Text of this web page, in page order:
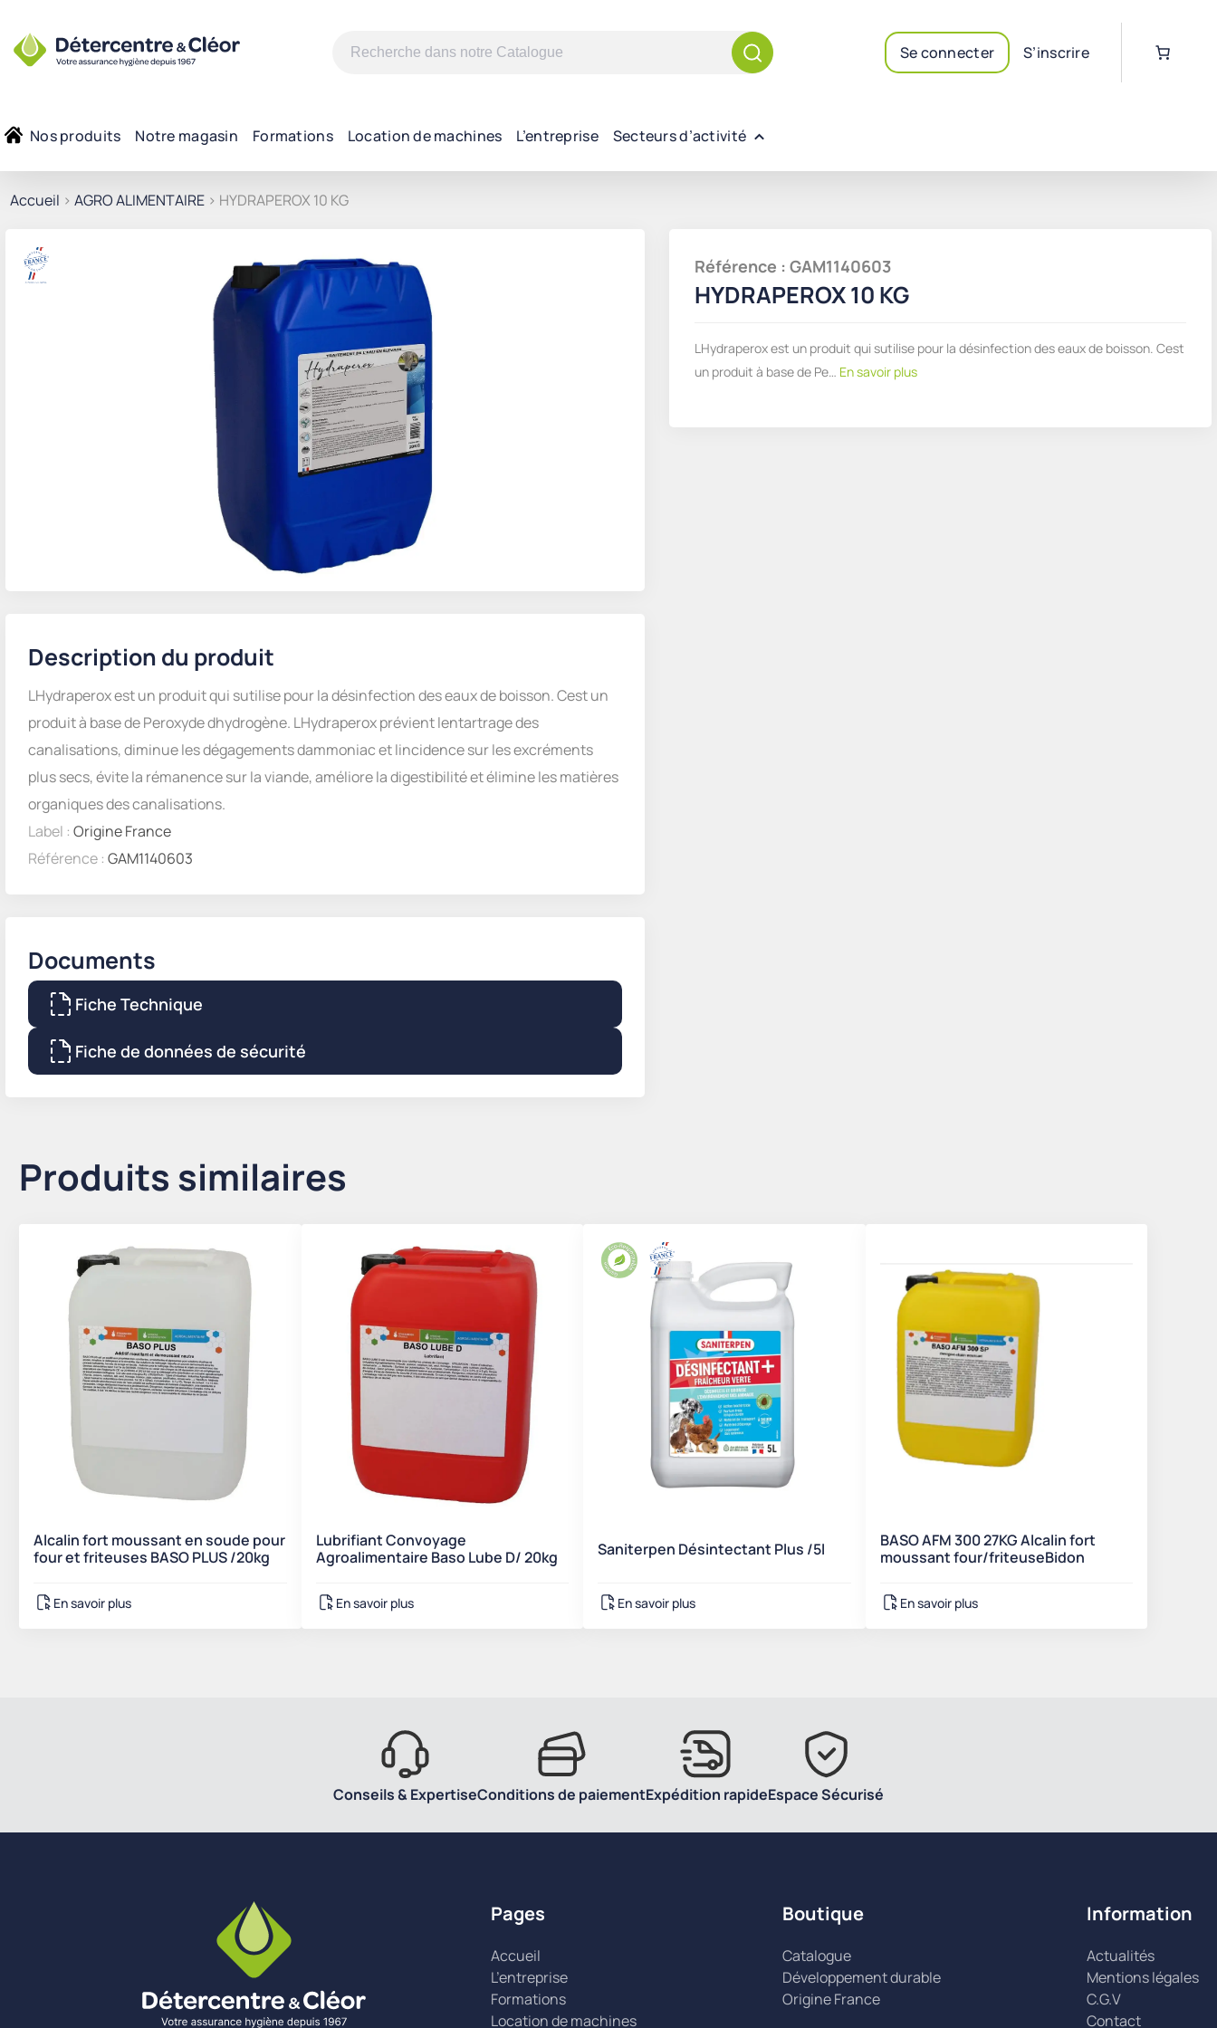
Recherche
Se connecter S’inscrire
Nos produits Notre magasin Formations Location de machines L’entreprise Secteurs d’activité
Accueil > AGRO ALIMENTAIRE > HYDRAPEROX 10 KG
Description du produit
LHydraperox est un produit qui sutilise pour la désinfection des eaux de boisson. Cest un
produit à base de Peroxyde dhydrogène. LHydraperox prévient lentartrage des
canalisations, diminue les dégagements dammoniac et lincidence sur les excréments
plus secs, évite la rémanence sur la viande, améliore la digestibilité et élimine les matières
organiques des canalisations.
Label : Origine France
Référence : GAM1140603
Documents
Fiche Technique
Fiche de données de sécurité
Référence : GAM1140603
HYDRAPEROX 10 KG
LHydraperox est un produit qui sutilise pour la désinfection des eaux de boisson. Cest
un produit à base de Pe… En savoir plus
Produits similaires
Alcalin fort moussant en soude pour
four et friteuses BASO PLUS /20kg
En savoir plus
Lubrifiant Convoyage
Agroalimentaire Baso Lube D/ 20kg
En savoir plus
Saniterpen Désintectant Plus /5l
En savoir plus
BASO AFM 300 27KG Alcalin fort
moussant four/friteuseBidon
En savoir plus
Conseils & ExpertiseConditions de paiementExpédition rapideEspace Sécurisé
Pages
Accueil
L’entreprise
Formations
Location de machines
Boutique
Catalogue
Développement durable
Origine France
Information
Actualités
Mentions légales
C.G.V
Contact